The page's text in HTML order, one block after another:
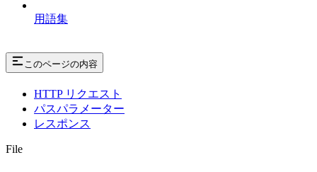
用語集
このページの内容
HTTP リクエスト
パスパラメーター
レスポンス
File